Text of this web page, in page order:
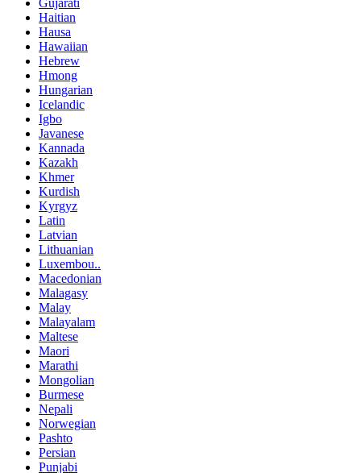
Haitian
Hausa
Hawaiian
Hebrew
Hmong
Hungarian
Icelandic
Igbo
Javanese
Kannada
Kazakh
Khmer
Kurdish
Kyrgyz
Latin
Latvian
Lithuanian
Luxembou..
Macedonian
Malagasy
Malay
Malayalam
Maltese
Maori
Marathi
Mongolian
Burmese
Nepali
Norwegian
Pashto
Persian
Punjabi